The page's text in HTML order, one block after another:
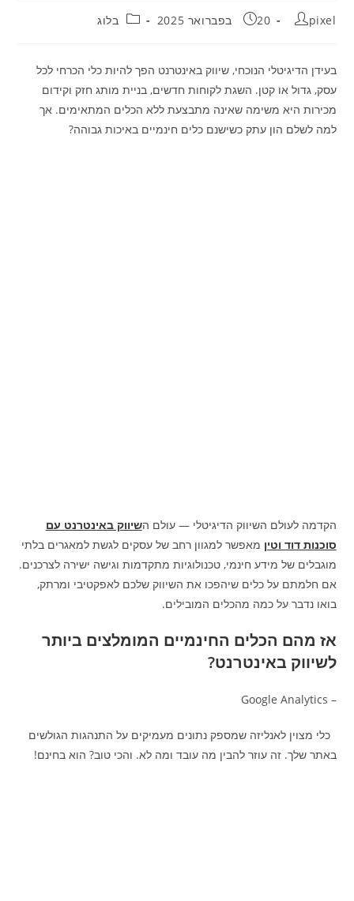
מחבר:
pixel פורסם:
20 בפברואר 2025 קטגוריה:
בלוג
בעידן הדיגיטלי הנוכחי, שיווק באינטרנט הפך להיות כלי הכרחי לכל
עסק, גדול או קטן. השגת לקוחות חדשים, בניית מותג חזק וקידום
מכירות היא משימה שאינה מתבצעת ללא הכלים המתאימים. אך
למה לשלם הון עתק כשישנם כלים חינמיים באיכות גבוהה?
הקדמה לעולם השיווק הדיגיטלי — עולם השיווק באינטרנט עם
סוכנות דוד וטין מאפשר למגוון רחב של עסקים לגשת למאגרים בלתי
מוגבלים של מידע חינמי, טכנולוגיות מתקדמות וגישה ישירה לצרכנים.
אם חלמתם על כלים שיהפכו את השיווק שלכם לאפקטיבי ומרתק,
בואו נדבר על כמה מהכלים המובילים.
אז מהם הכלים החינמיים המומלצים ביותר
לשיווק באינטרנט?
– Google Analytics
כלי מצוין לאנליזה שמספק נתונים מעמיקים על התנהגות הגולשים
באתר שלך. זה עוזר להבין מה עובד ומה לא. והכי טוב? הוא בחינם!